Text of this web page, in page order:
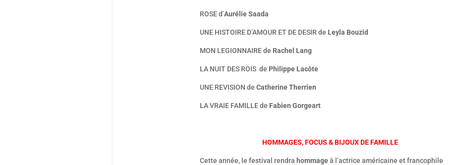
ROSE d’Aurélie Saada
UNE HISTOIRE D’AMOUR ET DE DESIR de Leyla Bouzid
MON LEGIONNAIRE de Rachel Lang
LA NUIT DES ROIS de Philippe Lacôte
UNE REVISION de Catherine Therrien
LA VRAIE FAMILLE de Fabien Gorgeart
HOMMAGES, FOCUS & BIJOUX DE FAMILLE
Cette année, le festival rendra hommageà l’actrice américaine et francophile